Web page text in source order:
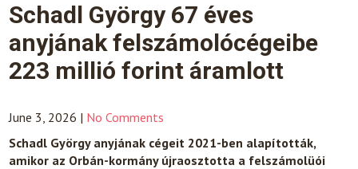
Schadl György 67 éves
anyjának felszámolócégeibe
223 millió forint áramlott
June 3, 2026 | No Comments
Schadl György anyjának cégeit 2021-ben alapították,
amikor az Orbán-kormány újraosztotta a felszámolüói